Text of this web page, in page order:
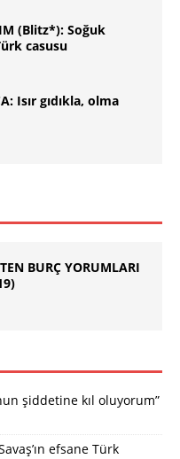
(Blitz*): Soğuk
casusu
Isır gıdıkla, olma
BURÇ YORUMLARI
şiddetine kıl oluyorum”
efsane Türk